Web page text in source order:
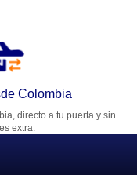
Colombia
directo a tu puerta y sin
extra.